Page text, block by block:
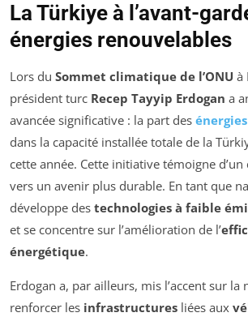
La Türkiye à l’avant-
énergies renouvelables
Lors du Sommet climatique de l’ONU à
président turc Recep Tayyip Erdogan a
avancée significative : la part des
dans la capacité installée totale de la
cette année. Cette initiative témoigne
vers un avenir plus durable. En tant que
développe des technologies à faible
et se concentre sur l’amélioration de l’
énergétique.
Erdogan a, par ailleurs, mis l’accent sur la
renforcer les infrastructures liées aux